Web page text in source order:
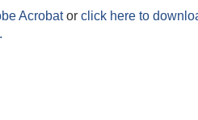
Acrobator click here to